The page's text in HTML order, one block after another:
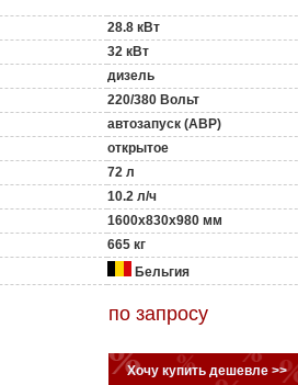
28.8 кВт
32 кВт
дизель
220/380 Вольт
автозапуск (АВР)
открытое
72 л
10.2 л/ч
1600x830x980 мм
665 кг
Бельгия
по запросу
Хочу купить дешевле >>